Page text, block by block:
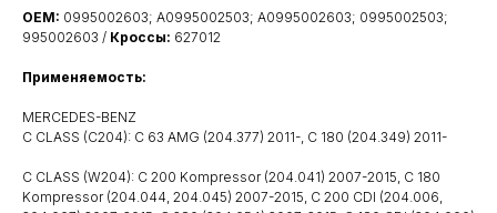
OEM: 0995002603; A0995002503; A0995002603; 0995002503;
995002603 / Кроссы: 627012
Применяемость:
MERCEDES-BENZ
C CLASS (C204): C 63 AMG (204.377) 2011-, C 180 (204.349) 2011-
C CLASS (W204): C 200 Kompressor (204.041) 2007-2015, C 180
Kompressor (204.044, 204.045) 2007-2015, C 200 CDI (204.006,